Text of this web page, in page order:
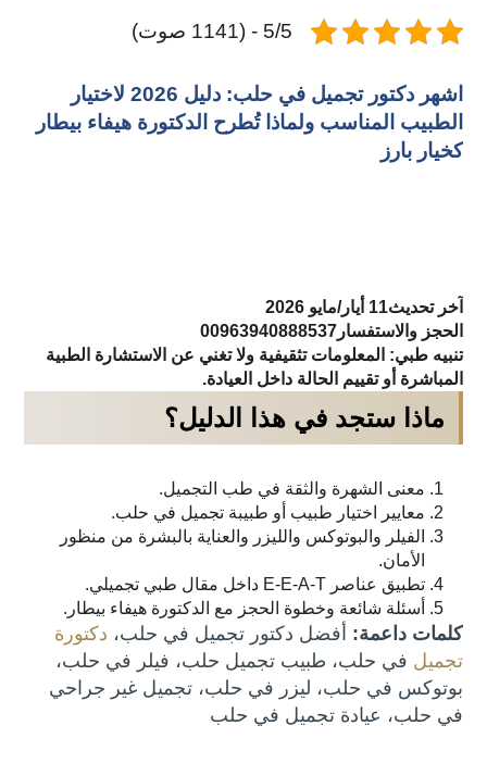
5/5 - (1141 صوت)
اشهر دكتور تجميل في حلب: دليل 2026 لاختيار
الطبيب المناسب ولماذا تُطرح الدكتورة هيفاء بيطار
كخيار بارز
آخر تحديث11 أيار/مايو 2026
الحجز والاستفسار00963940888537
تنبيه طبي: المعلومات تثقيفية ولا تغني عن الاستشارة الطبية
المباشرة أو تقييم الحالة داخل العيادة.
ماذا ستجد في هذا الدليل؟
معنى الشهرة والثقة في طب التجميل.
معايير اختيار طبيب أو طبيبة تجميل في حلب.
الفيلر والبوتوكس والليزر والعناية بالبشرة من منظور
الأمان.
تطبيق عناصر E-E-A-T داخل مقال طبي تجميلي.
أسئلة شائعة وخطوة الحجز مع الدكتورة هيفاء بيطار.
كلمات داعمة: أفضل دكتور تجميل في حلب، دكتورة
تجميل في حلب، طبيب تجميل حلب، فيلر في حلب،
بوتوكس في حلب، ليزر في حلب، تجميل غير جراحي
في حلب، عيادة تجميل في حلب